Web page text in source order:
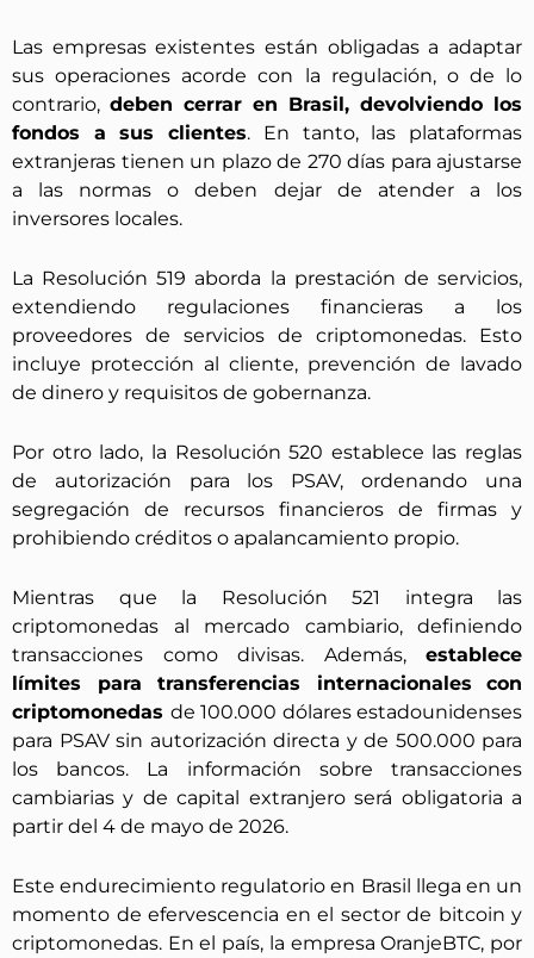
Las empresas existentes están obligadas a adaptar
sus operaciones acorde con la regulación, o de lo
contrario, deben cerrar en Brasil, devolviendo los
fondos a sus clientes. En tanto, las plataformas
extranjeras tienen un plazo de 270 días para ajustarse
a las normas o deben dejar de atender a los
inversores locales.
La Resolución 519 aborda la prestación de servicios,
extendiendo regulaciones financieras a los
proveedores de servicios de criptomonedas. Esto
incluye protección al cliente, prevención de lavado
de dinero y requisitos de gobernanza.
Por otro lado, la Resolución 520 establece las reglas
de autorización para los PSAV, ordenando una
segregación de recursos financieros de firmas y
prohibiendo créditos o apalancamiento propio.
Mientras que la Resolución 521 integra las
criptomonedas al mercado cambiario, definiendo
transacciones como divisas. Además, establece
límites para transferencias internacionales
con
criptomonedas de 100.000 dólares estadounidenses
para PSAV sin autorización directa y de 500.000 para
los bancos. La información sobre transacciones
cambiarias y de capital extranjero será obligatoria a
partir del 4 de mayo de 2026.
Este endurecimiento regulatorio en Brasil llega en un
momento de efervescencia en el sector de bitcoin y
criptomonedas. En el país, la empresa OranjeBTC, por